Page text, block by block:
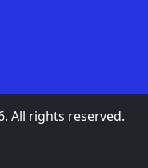
All rights reserved.